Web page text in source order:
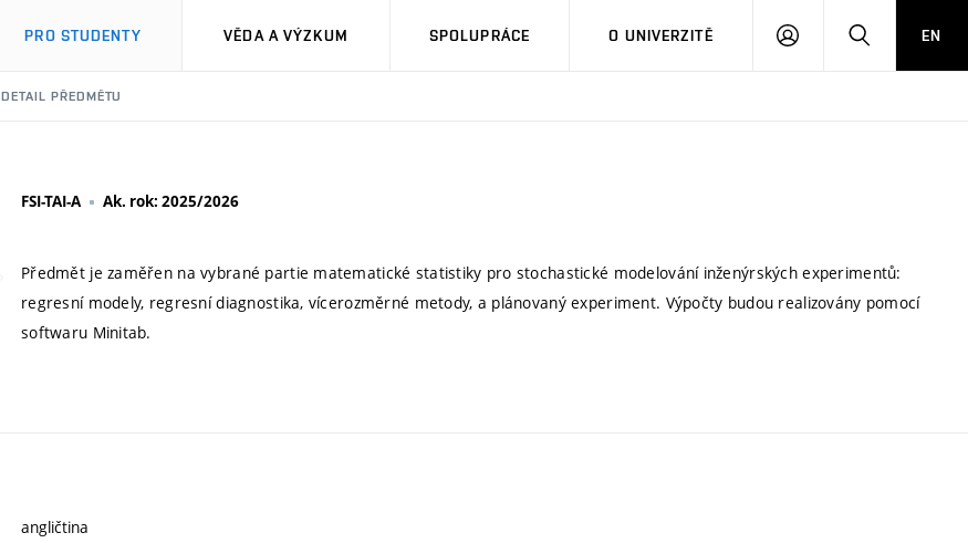
PRO STUDENTY VĚDA A VÝZKUM SPOLUPRÁCE O UNIVERZITĚ
PŘIHLÁSIT HLEDATEN
DETAIL PŘEDMĚTU
FSI-TAI-A Ak. rok: 2025/2026
Předmět je zaměřen na vybrané partie matematické statistiky pro stochastické modelování inženýrských experimentů:
regresní modely, regresní diagnostika, vícerozměrné metody, a plánovaný experiment. Výpočty budou realizovány pomocí
softwaru Minitab.
angličtina